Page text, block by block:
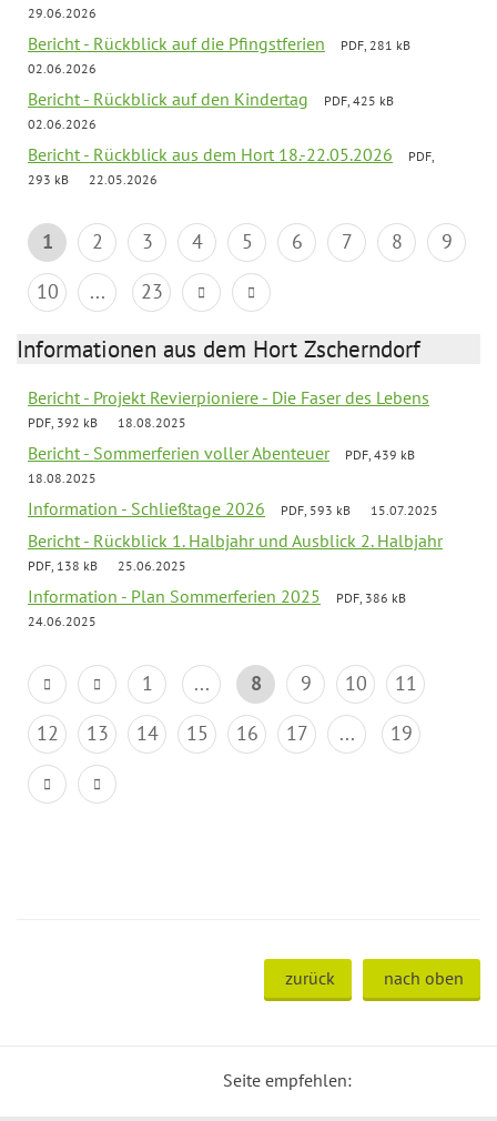
29.06.2026
Bericht - Rückblick auf die Pfingstferien
PDF, 281 kB
02.06.2026
Bericht - Rückblick auf den Kindertag
PDF, 425 kB
02.06.2026
Bericht - Rückblick aus dem Hort 18.-22.05.2026
PDF,
293 kB
22.05.2026
1 2 3 4 5 6 7 8
9
10
... 23
Informationen aus dem Hort Zscherndorf
Bericht - Projekt Revierpioniere - Die Faser des Lebens
PDF, 392 kB 18.08.2025
Bericht - Sommerferien voller Abenteuer
PDF, 439 kB
18.08.2025
Information - Schließtage 2026 PDF, 593 kB 15.07.2025
Bericht - Rückblick 1. Halbjahr und Ausblick 2. Halbjahr
PDF, 138 kB 25.06.2025
Information - Plan Sommerferien 2025
PDF, 386 kB
24.06.2025
1 ... 8 9 10
11
12
13 14 15 16 17 ... 19
zurück nach oben
Seite empfehlen: